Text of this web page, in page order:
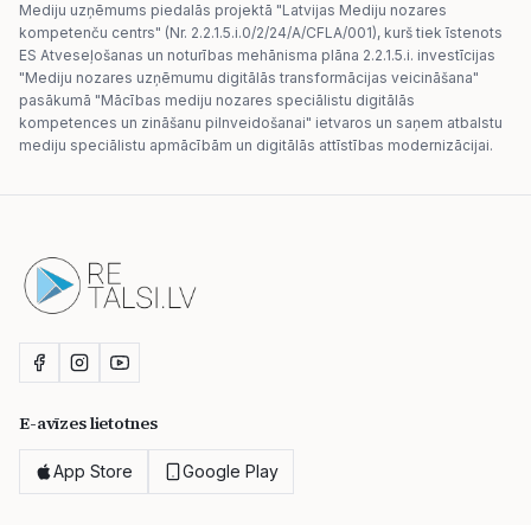
Mediju uzņēmums piedalās projektā "Latvijas Mediju nozares
kompetenču centrs" (Nr. 2.2.1.5.i.0/2/24/A/CFLA/001), kurš tiek īstenots
ES Atveseļošanas un noturības mehānisma plāna 2.2.1.5.i. investīcijas
"Mediju nozares uzņēmumu digitālās transformācijas veicināšana"
pasākumā "Mācības mediju nozares speciālistu digitālās
kompetences un zināšanu pilnveidošanai" ietvaros un saņem atbalstu
mediju speciālistu apmācībām un digitālās attīstības modernizācijai.
E-avīzes lietotnes
App Store Google Play